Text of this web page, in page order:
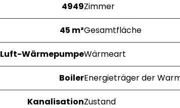
4949Zimmer
45 m²Gesamtfläche
Luft-WärmepumpeWärmeart
BoilerEnergieträger der
KanalisationZustand